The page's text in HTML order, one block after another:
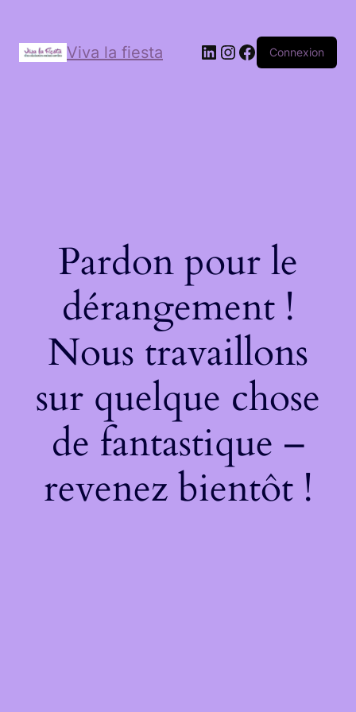
Viva la fiesta Connexion
Pardon pour le
dérangement !
Nous travaillons
sur quelque chose
de fantastique –
revenez bientôt !